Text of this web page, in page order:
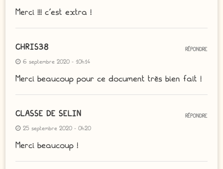
Merci !!! c’est extra !
CHRIS38
6 septembre 2020 - 10h14
Merci beaucoup pour ce document très bien fait !
RÉPONDRE
CLASSE DE SELIN
25 septembre 2020 - 0h20
Merci beaucoup !
RÉPONDRE